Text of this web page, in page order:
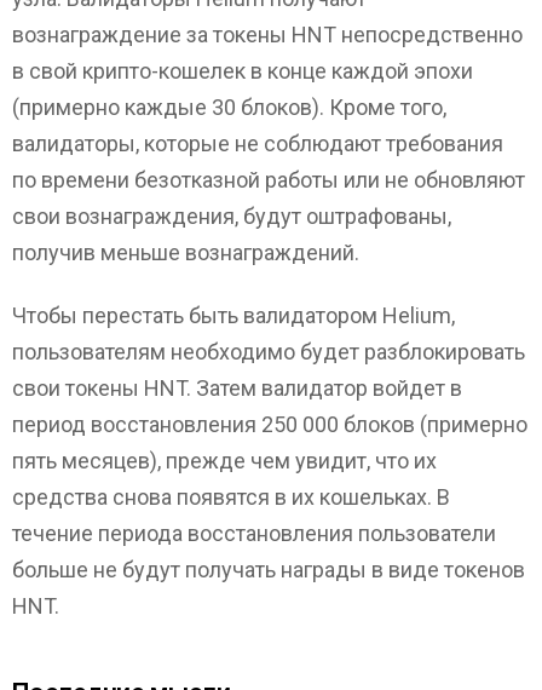
вознаграждение за токены HNT непосредственно
в свой крипто-кошелек в конце каждой эпохи
(примерно каждые 30 блоков). Кроме того,
валидаторы, которые не соблюдают требования
по времени безотказной работы или не обновляют
свои вознаграждения, будут оштрафованы,
получив меньше вознаграждений.
Чтобы перестать быть валидатором Helium,
пользователям необходимо будет разблокировать
свои токены HNT. Затем валидатор войдет в
период восстановления 250 000 блоков (примерно
пять месяцев), прежде чем увидит, что их
средства снова появятся в их кошельках. В
течение периода восстановления пользователи
больше не будут получать награды в виде токенов
HNT.